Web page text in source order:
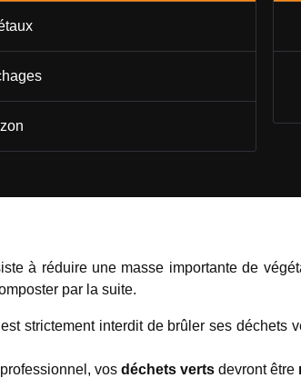
à réduire une masse importante de
par la suite.
strictement interdit de brûler ses
vos déchets vertsdevront être